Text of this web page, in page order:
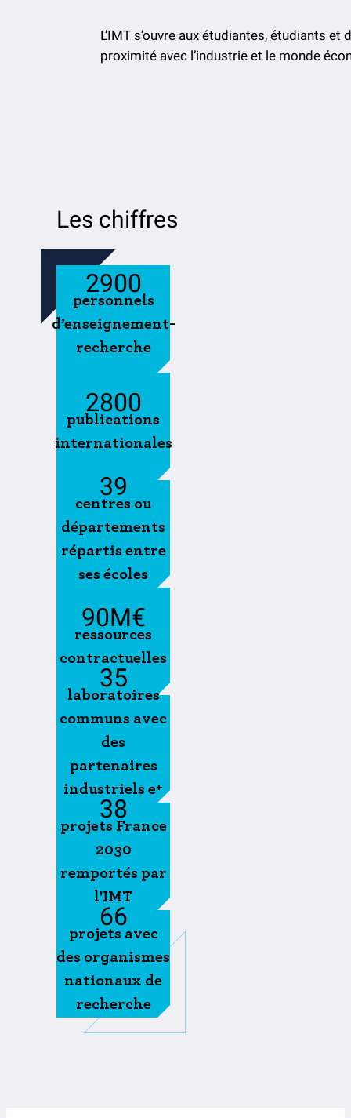
L’IMT s’ouvre aux étudiantes, étudiants
proximité avec l’industrie et le monde
Les chiffres
2900
personnels
d’enseignement-
recherche
2800
publications
internationales
39
centres ou
départements
répartis entre
ses écoles
90M€
ressources
contractuelles
35
laboratoires
communs avec
des
partenaires
industriels et
académiques
38
projets France
2030
remportés par
l'IMT
66
projets avec
des organismes
nationaux de
recherche